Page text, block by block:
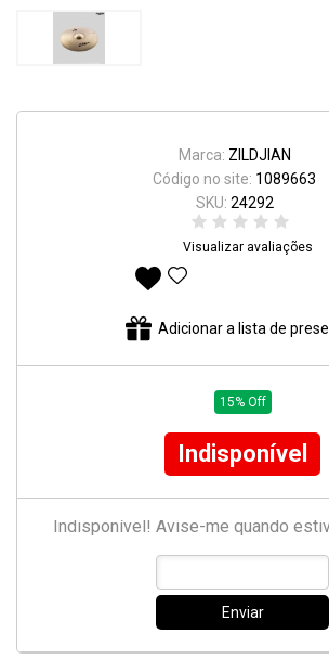
Marca: ZILDJIAN
Código no site: 1089663
SKU: 24292
Visualizar avaliações
Adicionar a lista de
15% Off
Indisponível
Indisponível! Avise-me quando
Enviar